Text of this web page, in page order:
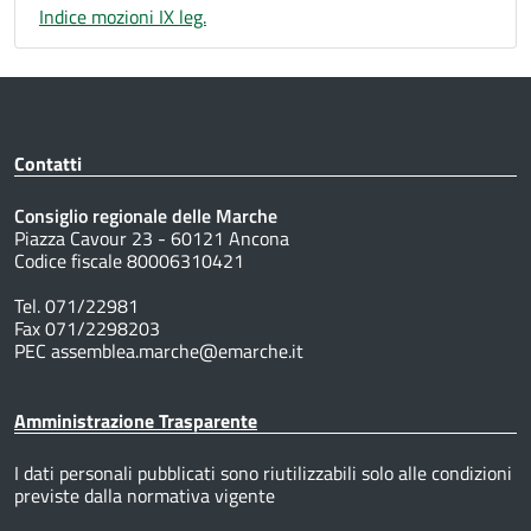
Indice mozioni IX leg.
Contatti
Consiglio regionale delle Marche
Piazza Cavour 23 - 60121 Ancona
Codice fiscale 80006310421
Tel. 071/22981
Fax 071/2298203
PEC assemblea.marche@emarche.it
Amministrazione Trasparente
I dati personali pubblicati sono riutilizzabili solo alle condizioni
previste dalla normativa vigente